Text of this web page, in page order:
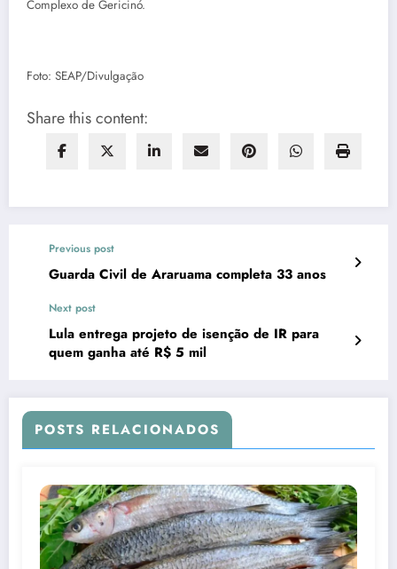
Complexo de Gericinó.
Foto: SEAP/Divulgação
Share this content:
Previous post
Guarda Civil de Araruama completa 33 anos
Next post
Lula entrega projeto de isenção de IR para
quem ganha até R$ 5 mil
POSTS RELACIONADOS